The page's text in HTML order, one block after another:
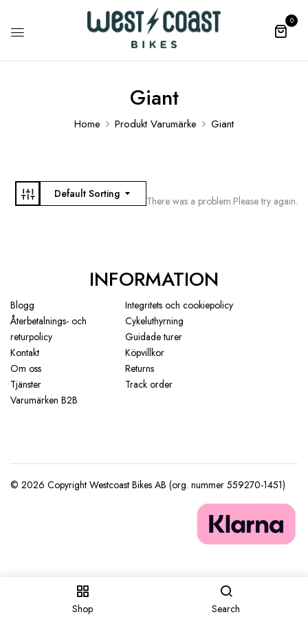
0
Shop Search
Giant
Home Produkt Varumärke Giant
Default Sorting
There was a problem.Please try again.
INFORMATION
Blogg
Integritets och cookiepolicy
Återbetalnings- och
returpolicy
Cykeluthyrning
Guidade turer
Kontakt
Köpvillkor
Om oss
Returns
Tjänster
Track order
Varumärken B2B